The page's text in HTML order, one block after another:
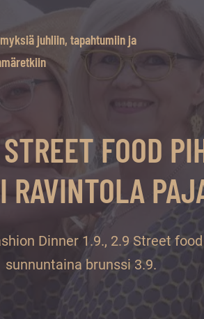
juhliin, tapahtumiin ja
FOOD
RAVINTOLA
Dinner 1.9., 2.9 Street
sunnuntaina brunssi 3.9.